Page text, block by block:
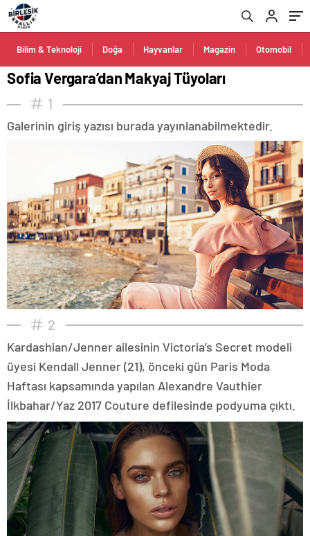
Bilim & Teknoloji Doğa Hayvanlar Magazin Otomobil
Sofia Vergara’dan Makyaj Tüyoları
1
Galerinin giriş yazısı burada yayınlanabilmektedir.
2
Kardashian/Jenner ailesinin Victoria’s Secret modeli
üyesi Kendall Jenner (21), önceki gün Paris Moda
Haftası kapsamında yapılan Alexandre Vauthier
İlkbahar/Yaz 2017 Couture defilesinde podyuma çıktı.